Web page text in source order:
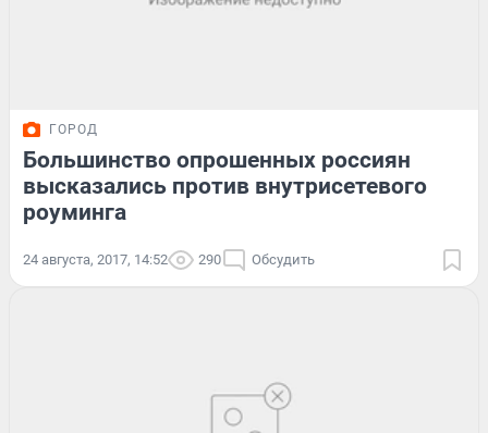
ГОРОД
Большинство опрошенных россиян
высказались против внутрисетевого
роуминга
24 августа, 2017, 14:52 290 Обсудить